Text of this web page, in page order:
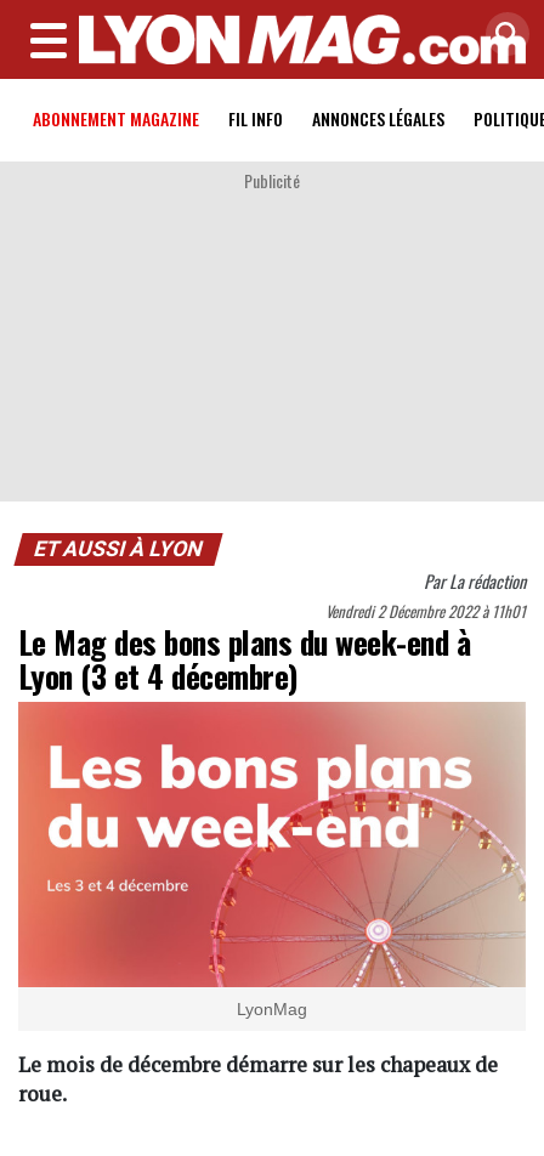
MENU
ABONNEMENT MAGAZINE FIL INFO ANNONCES LÉGALES
Publicité
ET AUSSI À LYON
ParLa rédaction
Vendredi 2 Décembre 2022 à 11h01
Le Mag des bons plans du week-end à
Lyon (3 et 4 décembre)
LyonMag
Le mois de décembre démarre sur les chapeaux de
roue.